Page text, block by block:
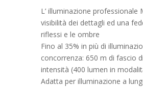
L’ illuminazione professionale
visibilità dei dettagli ed una
riflessi e le ombre
Fino al 35% in più di
concorrenza: 650 m di fascio
intensità (400 lumen in
Adatta per illuminazione a